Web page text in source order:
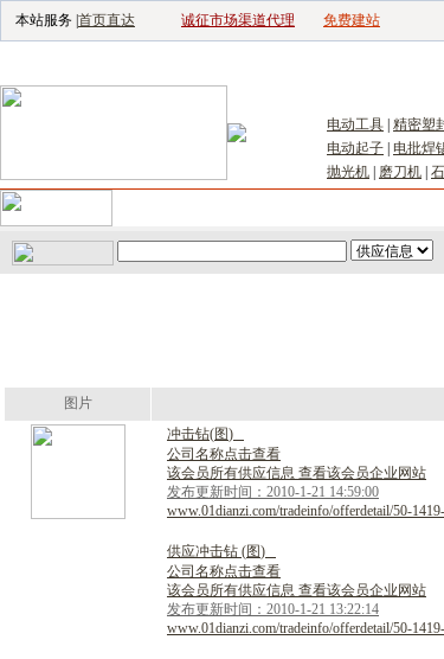
本站服务 | 首页直达 诚征市场渠道代理 免费建站
电动工具 精密塑
电动起子
电批焊
抛光机
磨刀机
图片
冲击钻(图)
公司名称点击查看
该会员所有供应信息 查看该会员企业网站
发布更新时间：2010-1-21 14:59:00
www.01dianzi.com/tradeinfo/offerdetail/50-
供应冲击钻 (图)
公司名称点击查看
该会员所有供应信息 查看该会员企业网站
发布更新时间：2010-1-21 13:22:14
www.01dianzi.com/tradeinfo/offerdetail/50-